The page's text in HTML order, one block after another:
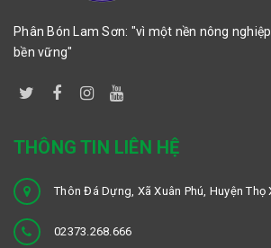
Phân Bón Lam Sơn: "vì một nền nông
bền vững"
THÔNG TIN LIÊN HỆ
Thôn Đá Dựng, Xã Xuân Phú, Huyện Thọ
02373.268.666